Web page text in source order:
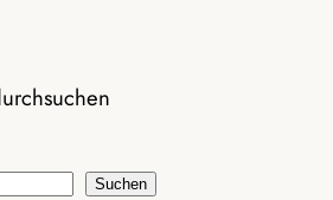
Suchen